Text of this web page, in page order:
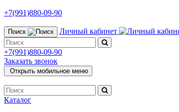
+7(991)880-09-90
Поиск Личный кабинет
+7(991)880-09-90
Заказать звонок
Открыть мобильное меню
Каталог